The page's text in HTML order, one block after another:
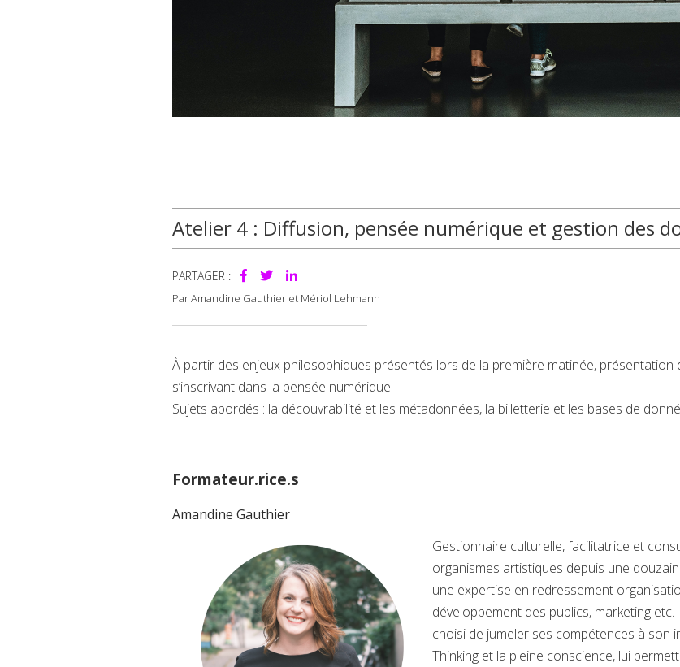
Atelier 4 : Diffusion, pensée numérique et gestion des
PARTAGER :
Par Amandine Gauthier et Mériol Lehmann
À partir des enjeux philosophiques présentés lors de la première matinée, présentation
s’inscrivant dans la pensée numérique.
Sujets abordés : la découvrabilité et les métadonnées, la billetterie et les bases de
Formateur.rice.s
Amandine Gauthier
Gestionnaire culturelle, facilitatrice et
organismes artistiques depuis une
une expertise en redressement
développement des publics, marketing
choisi de jumeler ses compétences à son
Thinking et la pleine conscience, lui